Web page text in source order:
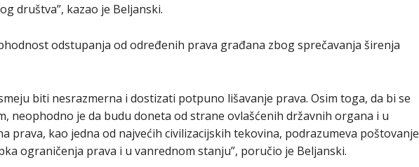
društva”, kazao je Beljanski.
odstupanja od određenih prava građana zbog sprečavanja širenja
biti nesrazmerna i dostizati potpuno lišavanje prava. Osim toga, da bi se
neophodno je da budu doneta od strane ovlašćenih državnih organa i u
prava, kao jedna od najvećih civilizacijskih tekovina, podrazumeva poštovanje
ograničenja prava i u vanrednom stanju”, poručio je Beljanski.